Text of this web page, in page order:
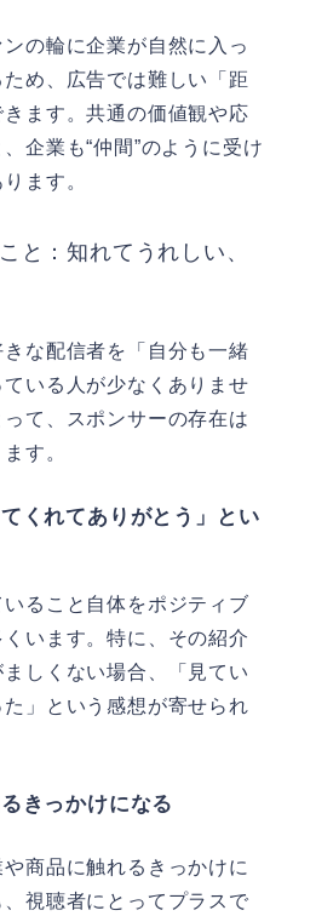
の輪に企業が自然に入っ
め、広告では難しい「距
ます。共通の価値観や応
企業も“仲間”のように受け
ます。
と：知れてうれしい、
な配信者を「自分も一緒
いる人が少なくありませ
て、スポンサーの存在は
す。
てくれてありがとう」とい
ること自体をポジティブ
います。特に、その紹介
しくない場合、「見てい
」という感想が寄せられ
きっかけになる
商品に触れるきっかけに
視聴者にとってプラスで